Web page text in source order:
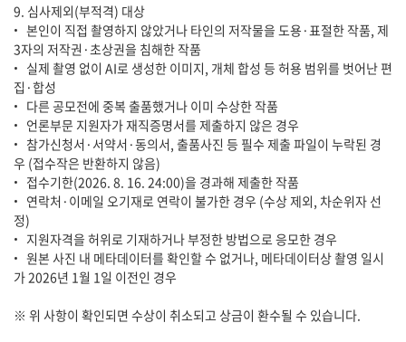
9. 심사제외(부적격) 대상
• 본인이 직접 촬영하지 않았거나 타인의 저작물을 도용·표절한 작품, 제
3자의 저작권·초상권을 침해한 작품
• 실제 촬영 없이 AI로 생성한 이미지, 개체 합성 등 허용 범위를 벗어난 편
집·합성
• 다른 공모전에 중복 출품했거나 이미 수상한 작품
• 언론부문 지원자가 재직증명서를 제출하지 않은 경우
• 참가신청서·서약서·동의서, 출품사진 등 필수 제출 파일이 누락된 경
우 (접수작은 반환하지 않음)
• 접수기한(2026. 8. 16. 24:00)을 경과해 제출한 작품
• 연락처·이메일 오기재로 연락이 불가한 경우 (수상 제외, 차순위자 선
정)
• 지원자격을 허위로 기재하거나 부정한 방법으로 응모한 경우
• 원본 사진 내 메타데이터를 확인할 수 없거나, 메타데이터상 촬영 일시
가 2026년 1월 1일 이전인 경우
※ 위 사항이 확인되면 수상이 취소되고 상금이 환수될 수 있습니다.